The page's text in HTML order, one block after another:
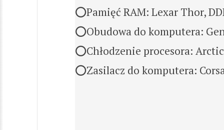
⭕Pamięć RAM: Lexar Thor,
⭕Obudowa do komputera:
⭕Chłodzenie procesora:
⭕Zasilacz do komputera: